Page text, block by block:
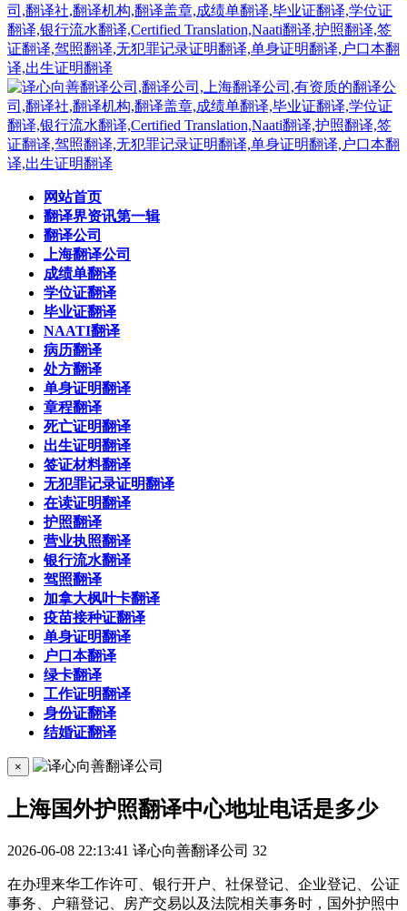
网站首页
翻译界资讯第一辑
翻译公司
上海翻译公司
成绩单翻译
学位证翻译
毕业证翻译
NAATI翻译
病历翻译
处方翻译
单身证明翻译
章程翻译
死亡证明翻译
出生证明翻译
签证材料翻译
无犯罪记录证明翻译
在读证明翻译
护照翻译
营业执照翻译
银行流水翻译
驾照翻译
加拿大枫叶卡翻译
疫苗接种证翻译
单身证明翻译
户口本翻译
绿卡翻译
工作证明翻译
身份证翻译
结婚证翻译
×
上海国外护照翻译中心地址电话是多少
2026-06-08 22:13:41 译心向善翻译公司 32
在办理来华工作许可、银行开户、社保登记、企业登记、公证
事务、户籍登记、房产交易以及法院相关事务时，国外护照中